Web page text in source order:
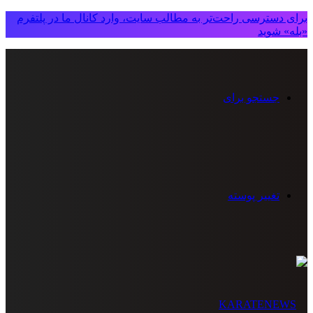
برای دسترسی راحت‌تر به مطالب سایت، وارد کانال ما در پلتفرم
«بله» شوید
جستجو برای
تغییر پوسته